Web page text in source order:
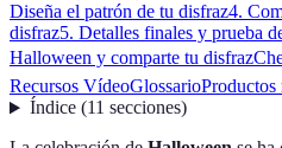
Diseña el patrón de tu disfraz4.
disfraz5. Detalles finales y prueba
Halloween y comparte tu disfraz
Recursos VídeoGlossarioProductos
Índice(11 secciones)